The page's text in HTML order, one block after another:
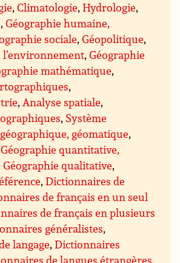
,Climatologie,Hydrologie,
,Géographie humaine,
sociale,Géopolitique,
l’environnement,Géographie
mathématique,
,
, Analyse spatiale,
, Système
géomatique,
Géographie quantitative,
Géographie qualitative,
,Dictionnaires de
de français en un seul
de français en plusieurs
généralistes,
langage,Dictionnaires
de langues étrangères,